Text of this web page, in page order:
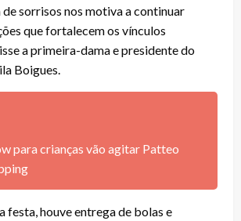
de sorrisos nos motiva a continuar
que fortalecem os vínculos
a primeira-dama e presidente do
Boigues.
para crianças vão agitar Patteo
festa, houve entrega de bolas e